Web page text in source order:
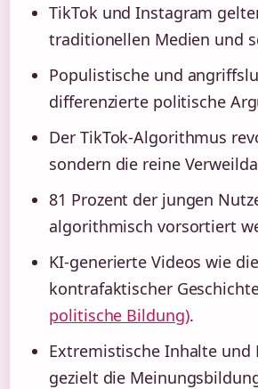
TikTok und Instagram
traditionellen Medien und
Populistische und
differenzierte politische
Der TikTok-Algorithmus
sondern die reine
81 Prozent der jungen
algorithmisch vorsortiert
KI-generierte Videos wie
kontrafaktischer
politische Bildung).
Extremistische Inhalte und
gezielt die